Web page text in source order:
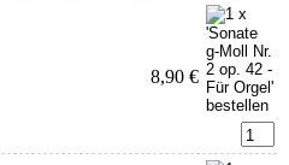
8,90 €